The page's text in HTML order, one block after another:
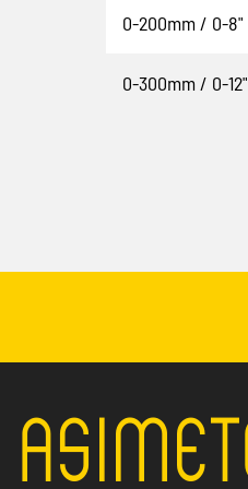
0-200mm / 0-8"
0-300mm / 0-12"